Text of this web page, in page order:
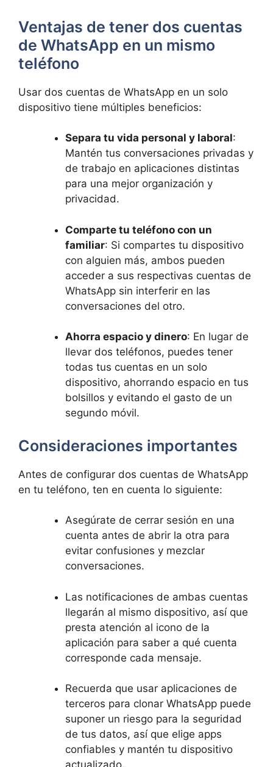
Ventajas de ​tener⁢ dos cuentas
de⁢ WhatsApp en un mismo
teléfono
Usar dos cuentas‌ de WhatsApp en un solo
dispositivo tiene múltiples beneficios:
Separa ⁣tu⁤ vida personal y laboral:
Mantén tus conversaciones privadas y
de trabajo en aplicaciones​ distintas
para una mejor organización⁣ y
privacidad.
Comparte tu teléfono con un
familiar: ‍Si⁤ compartes tu dispositivo⁤
con alguien más, ambos pueden
acceder a sus respectivas ⁣cuentas de
WhatsApp sin interferir en ⁣las
conversaciones del otro.
Ahorra espacio y dinero: ⁤En lugar de
llevar dos teléfonos,‌ puedes tener
todas tus cuentas en un solo ​
dispositivo, ⁣ahorrando espacio en tus
bolsillos⁢ y evitando el ⁣gasto de un
segundo móvil.
Consideraciones⁤ importantes
Antes de ​configurar dos cuentas de WhatsApp
en tu teléfono, ten en cuenta lo ⁣siguiente:
Asegúrate de cerrar‌ sesión en​ una
⁣cuenta antes ‌de‌ abrir ‍la otra para
evitar confusiones⁣ y mezclar
conversaciones.
Las notificaciones de ambas cuentas⁣
llegarán al mismo dispositivo, así ‍que ​
presta atención al icono de la
aplicación para saber a qué‍ cuenta
corresponde cada mensaje.
Recuerda que usar aplicaciones de
terceros ​para clonar WhatsApp puede
⁤suponer un riesgo para la seguridad
de tus ‍datos, así que elige apps
confiables y mantén tu dispositivo
actualizado.